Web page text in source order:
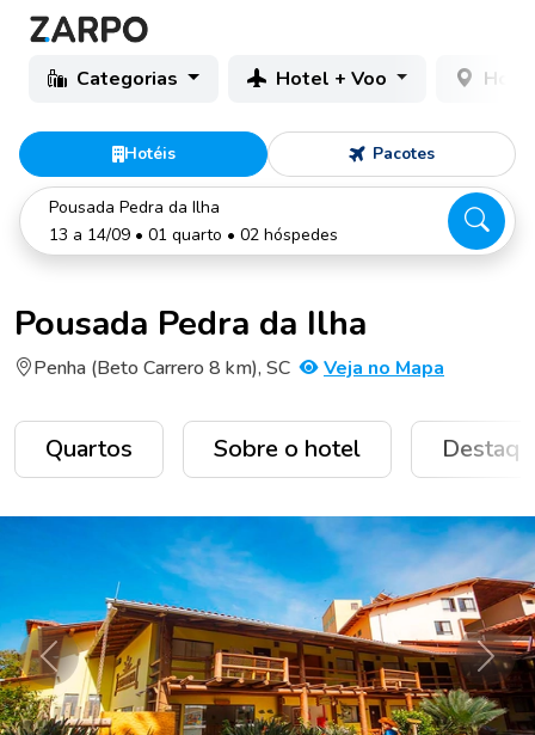
Categorias Hotel + Voo
Hotéis Pacotes
Pousada Pedra da Ilha
13 a 14/09 • 01 quarto • 02 hóspedes
Pousada Pedra da Ilha
Penha (Beto Carrero 8 km), SC Veja no Mapa
Quartos Sobre o hotel
Anterior